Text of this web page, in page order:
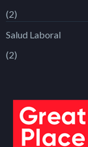
(2)
Salud Laboral
(2)